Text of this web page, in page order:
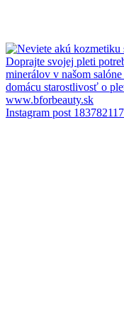
Instagram post